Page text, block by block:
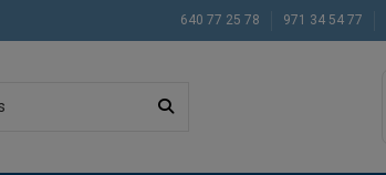
640 77 25 78 971 34 54 77